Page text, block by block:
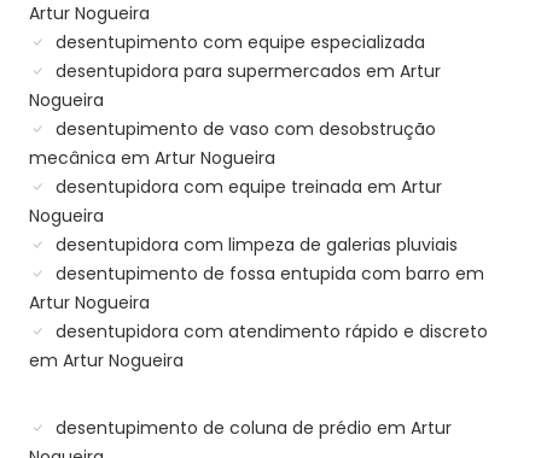
Artur Nogueira
desentupimento com equipe especializada
desentupidora para supermercados em Artur
Nogueira
desentupimento de vaso com desobstrução
mecânica em Artur Nogueira
desentupidora com equipe treinada em Artur
Nogueira
desentupidora com limpeza de galerias pluviais
desentupimento de fossa entupida com barro em
Artur Nogueira
desentupidora com atendimento rápido e discreto
em Artur Nogueira
desentupimento de coluna de prédio em Artur